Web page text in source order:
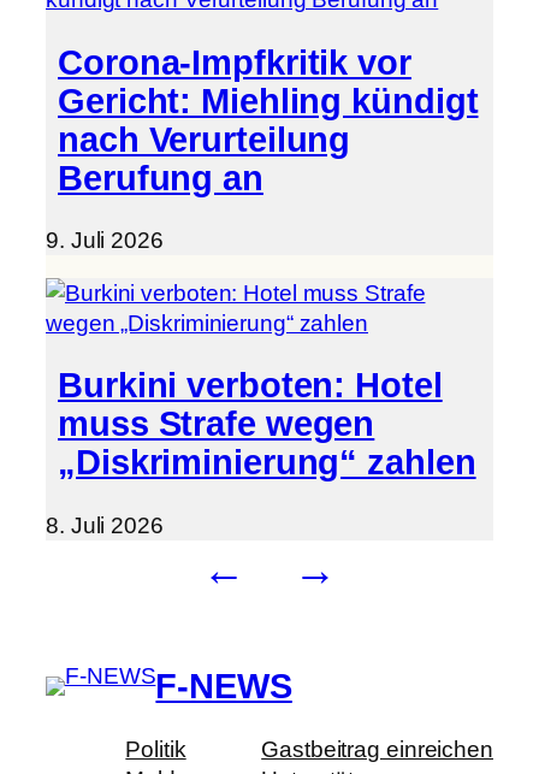
Corona-Impfkritik vor
Gericht: Miehling kündigt
nach Verurteilung
Berufung an
9. Juli 2026
Burkini verboten: Hotel
muss Strafe wegen
„Diskriminierung“ zahlen
8. Juli 2026
← →
F-NEWS
Politik
Gastbeitrag einreichen